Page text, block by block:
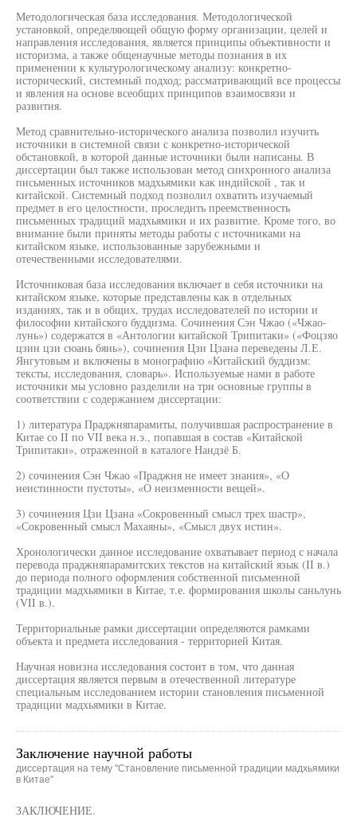
Методологическая база исследования. Методологической
установкой, определяющей общую форму организации, целей и
направления исследования, является принципы объективности и
историзма, а также общенаучные методы познания в их
применении к культурологическому анализу: конкретно-
исторический, системный подход; рассматривающий все процессы
и явления на основе всеобщих принципов взаимосвязи и
развития.
Метод сравнительно-исторического анализа позволил изучить
источники в системной связи с конкретно-исторической
обстановкой, в которой данные источники были написаны. В
диссертации был также использован метод синхронного анализа
письменных источников мадхьямики как индийской , так и
китайской. Системный подход позволил охватить изучаемый
предмет в его целостности, проследить преемственность
письменных традиций мадхьямики и их развитие. Кроме того, во
внимание были приняты методы работы с источниками на
китайском языке, использованные зарубежными и
отечественными исследователями.
Источниковая база исследования включает в себя источники на
китайском языке, которые представлены как в отдельных
изданиях, так и в общих, трудах исследователей по истории и
философии китайского буддизма. Сочинения Сэн Чжао («Чжао-
лунь») содержатся в «Антологии китайской Трипитаки» («Фоцзяо
цзин цзи сюань бянь»), сочинения Цзи Цзана переведены Л.Е.
Янгутовым и включены в монографию «Китайский буддизм:
тексты, исследования, словарь». Используемые нами в работе
источники мы условно разделили на три основные группы в
соответствии с содержанием диссертации:
1) литература Праджняпарамиты, получившая распространение в
Китае со II по VII века н.э., попавшая в состав «Китайской
Трипитаки», отраженной в каталоге Нандзё Б.
2) сочинения Сэн Чжао «Праджня не имеет знания», «О
неистинности пустоты», «О неизменности вещей».
3) сочинения Цзи Цзана «Сокровенный смысл трех шастр»,
«Сокровенный смысл Махаяны», «Смысл двух истин».
Хронологически данное исследование охватывает период с начала
перевода праджняпарамитских текстов на китайский язык (II в.)
до периода полного оформления собственной письменной
традиции мадхьямики в Китае, т.е. формирования школы саньлунь
(VII в.).
Территориальные рамки диссертации определяются рамками
объекта и предмета исследования - территорией Китая.
Научная новизна исследования состоит в том, что данная
диссертация является первым в отечественной литературе
специальным исследованием истории становления письменной
традиции мадхьямики в Китае.
Заключение научной работы
диссертация на тему "Становление письменной традиции мадхьямики
в Китае"
ЗАКЛЮЧЕНИЕ.